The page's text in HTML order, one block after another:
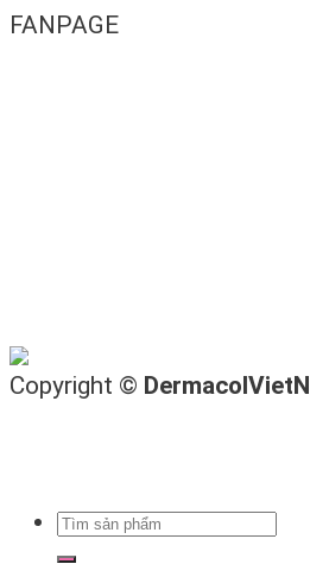
FANPAGE
Copyright ©